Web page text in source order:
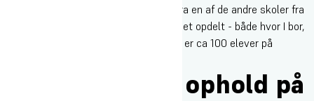
selvom du måske støder ind i en elev fra en af de andre skoler fra
tid til anden, vil I komme til at leve meget opdelt - både hvor I bor,
de faciliteter I bruger og hvor I spiser. Vi er ca 100 elever på
Hvad koster et ophold på